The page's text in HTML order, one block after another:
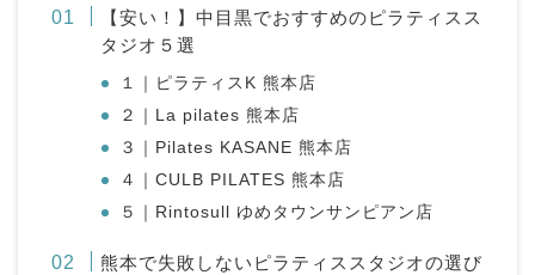
【安い！】中目黒でおすすめのピラティスス
タジオ５選
１｜ピラティスK 熊本店
２｜La pilates 熊本店
３｜Pilates KASANE 熊本店
４｜CULB PILATES 熊本店
５｜Rintosull ゆめタウンサンピアン店
熊本で失敗しないピラティススタジオの選び